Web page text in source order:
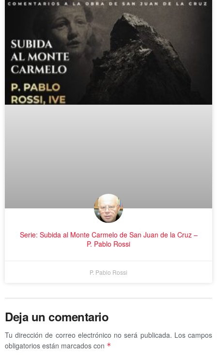
Serie: Subida al Monte Carmelo de San Juan de la Cruz –
P. Pablo Rossi
P. Pablo Rossi
Deja un comentario
Tu dirección de correo electrónico no será publicada. Los campos
obligatorios están marcados con *